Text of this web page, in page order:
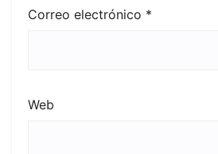
Correo electrónico *
Web